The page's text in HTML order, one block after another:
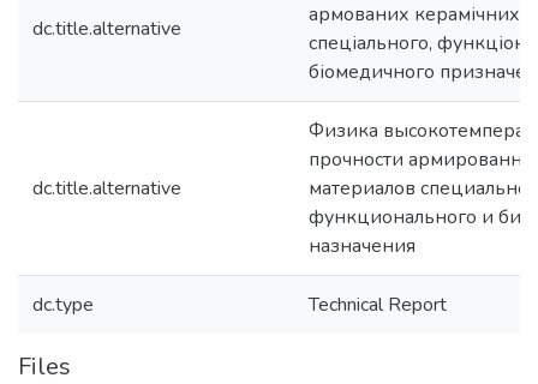
dc.title.alternative
армованих керамічних
спеціального,
біомедичного
dc.title.alternative
Физика
прочности
материалов
функционального и
назначения
dc.type Technical Report
Files